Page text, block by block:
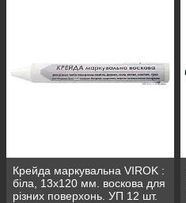
Крейда маркувальна VIROK :
біла, 13x120 мм. воскова для
різних поверхонь. УП 12 шт.